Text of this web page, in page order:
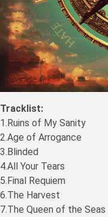
Tracklist:
1.Ruins of My Sanity
2.Age of Arrogance
3.Blinded
4.All Your Tears
5.Final Requiem
6.The Harvest
7.The Queen of the Seas